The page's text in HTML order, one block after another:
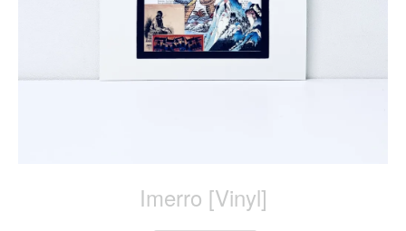
Imerro [Vinyl]